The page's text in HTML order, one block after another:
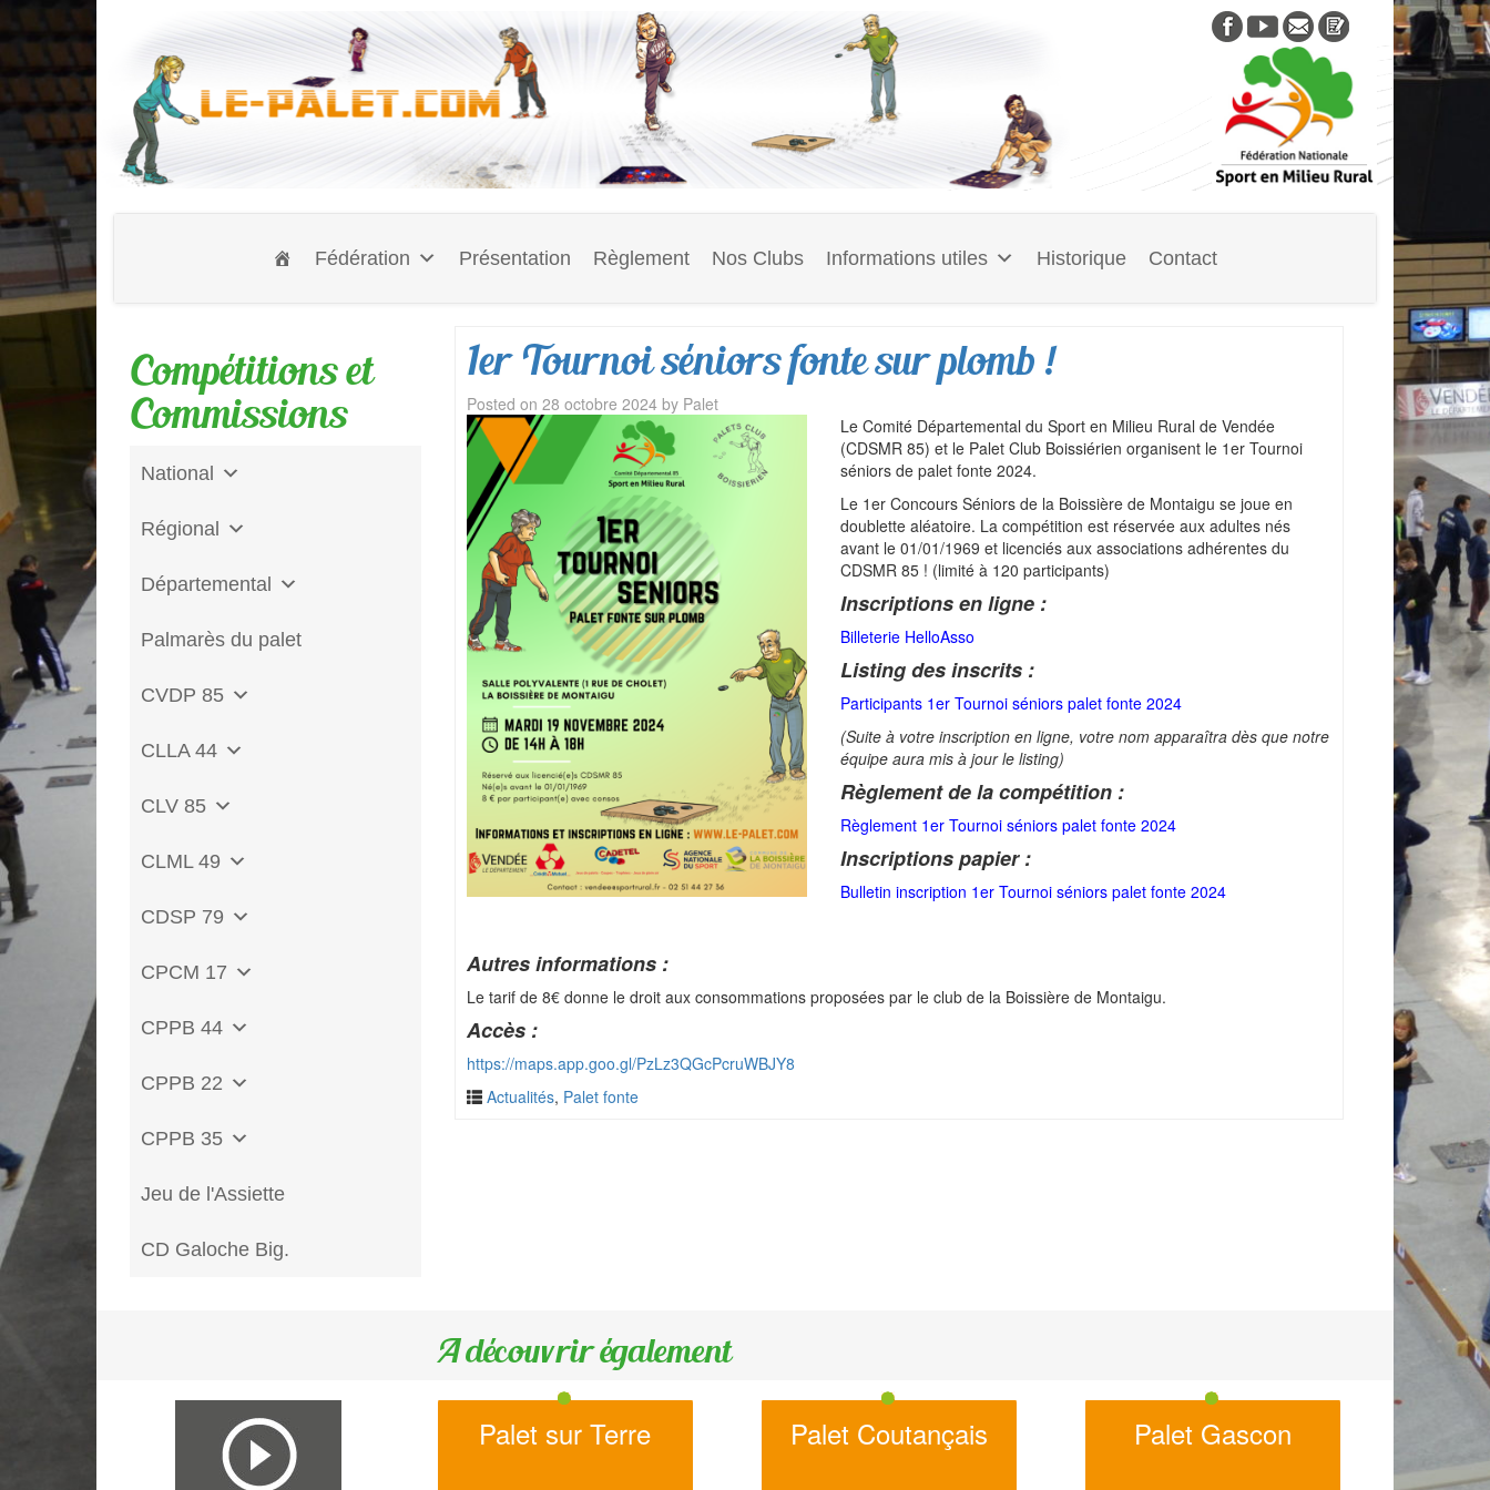
Fédération Présentation Règlement Nos Clubs Informations utiles Historique Contact
Compétitions et
Commissions
National
Régional
Départemental
Palmarès du palet
CVDP 85
CLLA 44
CLV 85
CLML 49
CDSP 79
CPCM 17
CPPB 44
CPPB 22
CPPB 35
Jeu de l'Assiette
CD Galoche Big.
1er Tournoi séniors fonte sur plomb !
Posted on 28 octobre 2024by Palet
Le Comité Départemental du Sport en Milieu Rural de Vendée
(CDSMR 85) et le Palet Club Boissiérien organisent le 1er Tournoi
séniors de palet fonte 2024.
Le 1er Concours Séniors de la Boissière de Montaigu se joue en
doublette aléatoire. La compétition est réservée aux adultes nés
avant le 01/01/1969 et licenciés aux associations adhérentes du
CDSMR 85 ! (limité à 120 participants)
Inscriptions en ligne :
Billeterie HelloAsso
Listing des inscrits :
Participants 1er Tournoi séniors palet fonte 2024
(Suite à votre inscription en ligne, votre nom apparaîtra dès que notre
équipe aura mis à jour le listing)
Règlement de la compétition :
Règlement 1er Tournoi séniors palet fonte 2024
Inscriptions papier :
Bulletin inscription 1er Tournoi séniors palet fonte 2024
Autres informations :
Le tarif de 8€ donne le droit aux consommations proposées par le club de la Boissière de Montaigu.
Accès :
https://maps.app.goo.gl/PzLz3QGcPcruWBJY8
Actualités, Palet fonte
A découvrir également
Palet sur Terre Palet Coutançais Palet Gascon